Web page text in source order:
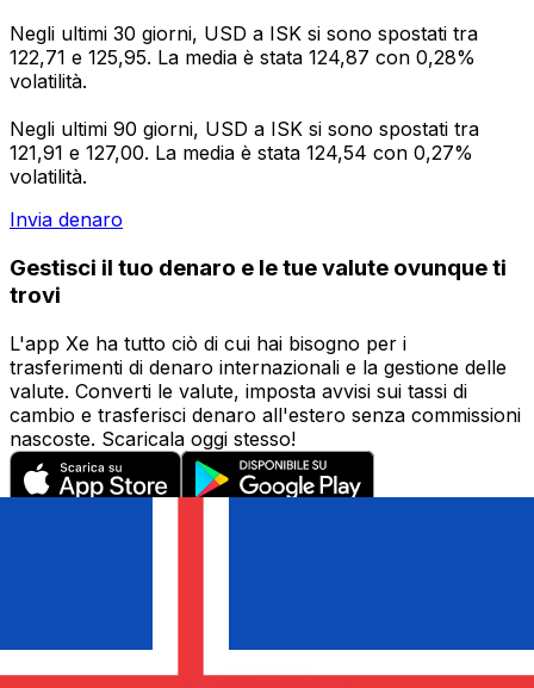
Negli ultimi 30 giorni, USD a ISK si sono spostati tra
122,71 e 125,95. La media è stata 124,87 con 0,28%
volatilità.
Negli ultimi 90 giorni, USD a ISK si sono spostati tra
121,91 e 127,00. La media è stata 124,54 con 0,27%
volatilità.
Invia denaro
Gestisci il tuo denaro e le tue valute ovunque ti
trovi
L'app Xe ha tutto ciò di cui hai bisogno per i
trasferimenti di denaro internazionali e la gestione delle
valute. Converti le valute, imposta avvisi sui tassi di
cambio e trasferisci denaro all'estero senza commissioni
nascoste. Scaricala oggi stesso!